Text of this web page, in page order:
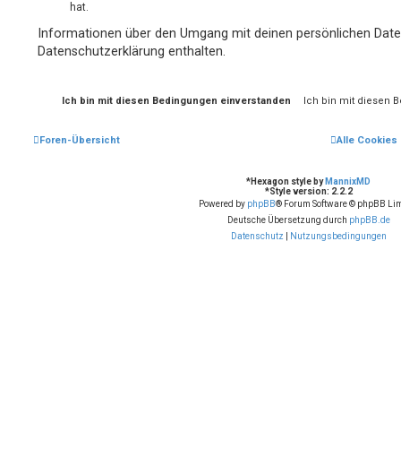
hat.
Informationen über den Umgang mit deinen persönlichen
Datenschutzerklärung enthalten.
Foren-Übersicht Alle
*Hexagon style by MannixMD
*Style version: 2.2.2
Powered by phpBB® Forum Software © phpBB
Deutsche Übersetzung durch phpBB.de
Datenschutz
Nutzungsbedingungen